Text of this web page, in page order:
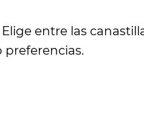
entre las
preferencias.